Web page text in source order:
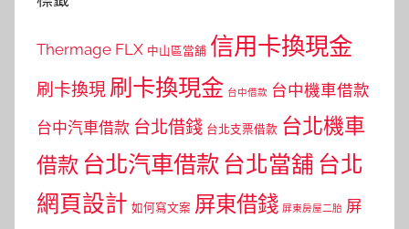
Thermage FLX 中山區當舖 信用卡換現金
刷卡換現 刷卡換現金 台中借款 台中機車借款
台中汽車借款 台北借錢 台北支票借款 台北機車
借款 台北汽車借款 台北當舖 台北
網頁設計 如何寫文案 屏東借錢 屏東房屋二胎 屏